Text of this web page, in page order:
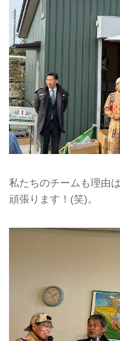
私たちのチームも理由
頑張ります！(笑)。